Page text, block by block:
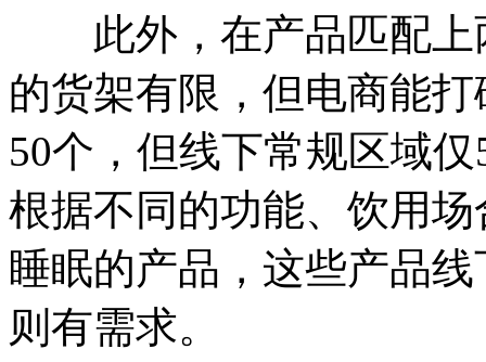
此外，在产品匹配上
的货架有限，但电商能
50个，但线下常规区域
根据不同的功能、饮用
睡眠的产品，这些产品
则有需求。